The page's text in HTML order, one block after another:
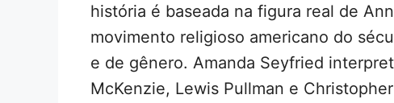
história é baseada na figura real de
movimento religioso americano do
e de gênero. Amanda Seyfried
McKenzie, Lewis Pullman e